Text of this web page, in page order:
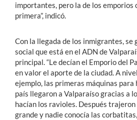
importantes, pero la de los emporios
primera”, indicó.
Con la llegada de los inmigrantes, se
social que está en el ADN de
principal. “Le decían el Emporio del
en valor el aporte de la ciudad. A
ejemplo, las primeras máquinas para
país llegaron a Valparaíso gracias a
hacían los ravioles. Después
grande y nadie conocía las